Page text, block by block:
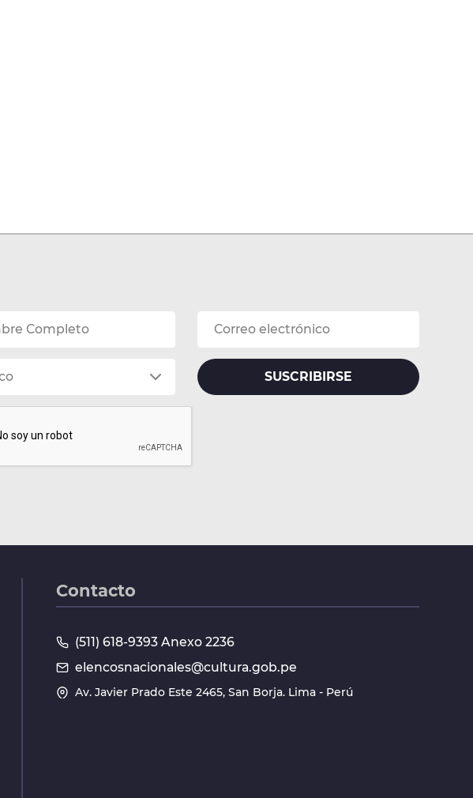
Contacto
(511) 618-9393 Anexo 2236
elencosnacionales@cultura.gob.pe
Av. Javier Prado Este 2465, San Borja. Lima - Perú